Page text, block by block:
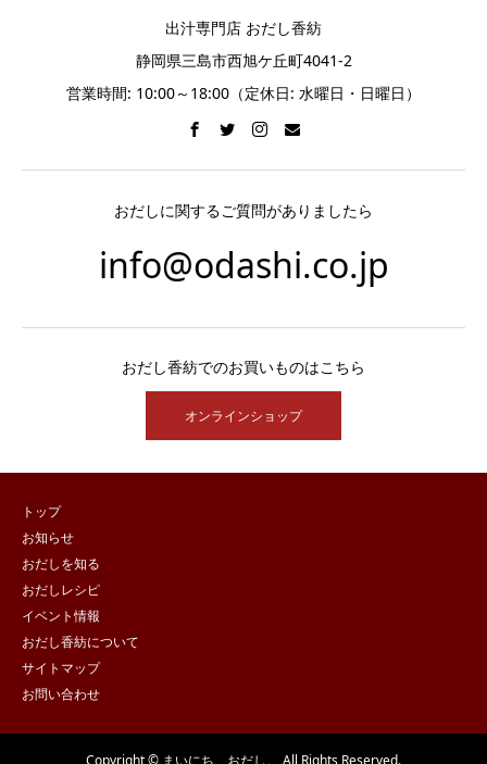
出汁専門店 おだし香紡
静岡県三島市西旭ケ丘町4041-2
営業時間: 10:00～18:00（定休日: 水曜日・日曜日）
おだしに関するご質問がありましたら
info@odashi.co.jp
おだし香紡でのお買いものはこちら
オンラインショップ
トップ
お知らせ
おだしを知る
おだしレシピ
イベント情報
おだし香紡について
サイトマップ
お問い合わせ
Copyright © まいにち、おだし。 All Rights Reserved.